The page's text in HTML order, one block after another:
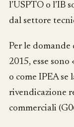
l’USPTO o l’IB
dal settore
Per le
2015, esse sono
o come IPEA
rivendicazione
commerciali